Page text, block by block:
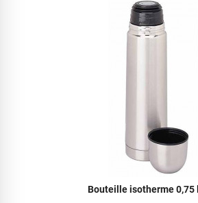
Bouteille isotherme 0,75